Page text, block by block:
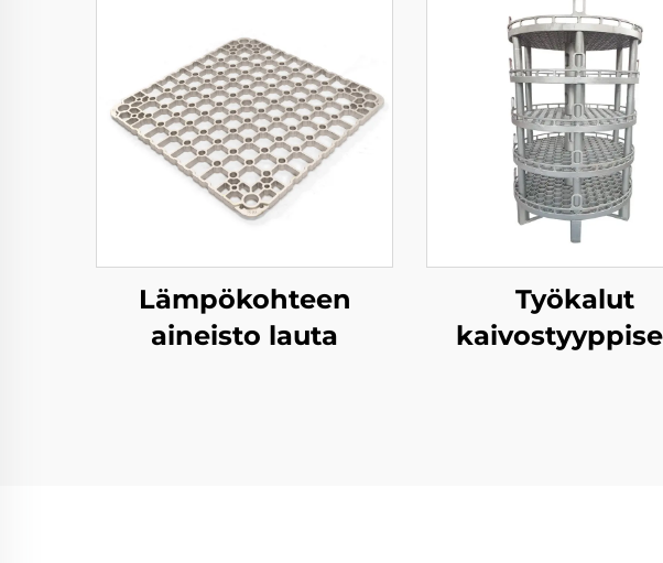
Lämpökohteen
aineisto lauta
Työkalut